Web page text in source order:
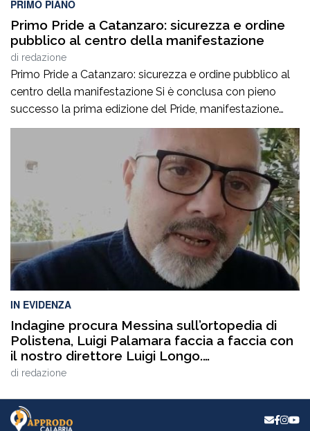
PRIMO PIANO
Primo Pride a Catanzaro: sicurezza e ordine
pubblico al centro della manifestazione
di redazione
Primo Pride a Catanzaro: sicurezza e ordine pubblico al
centro della manifestazione Si è conclusa con pieno
successo la prima edizione del Pride, manifestazione
accompagnata da un ricco programma di eventi
collaterali, tra cui AperiPride, presentazioni di libri, incontri
culturali, dibattiti, talk e momenti di confronto ospitati a
Catanzaro, con interventi e riflessioni dedicati ai […]
IN EVIDENZA
Indagine procura Messina sull’ortopedia di
Polistena, Luigi Palamara faccia a faccia con
il nostro direttore Luigi Longo.
VIDEOINTERVISTA
di redazione